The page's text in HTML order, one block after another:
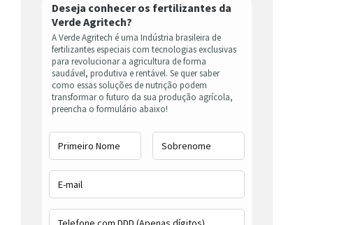
Deseja conhecer os fertilizantes da
Verde Agritech?
A Verde Agritech é uma Indústria brasileira de
fertilizantes especiais com tecnologias exclusivas
para revolucionar a agricultura de forma
saudável, produtiva e rentável. Se quer saber
como essas soluções de nutrição podem
transformar o futuro da sua produção agrícola,
preencha o formulário abaixo!